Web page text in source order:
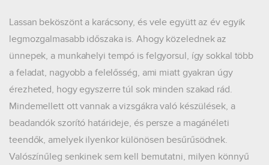
Lassan beköszönt a karácsony, és vele együtt az év egyik
legmozgalmasabb időszaka is. Ahogy közelednek az
ünnepek, a munkahelyi tempó is felgyorsul, így sokkal több
a feladat, nagyobb a felelősség, ami miatt gyakran úgy
érezheted, hogy egyszerre túl sok minden szakad rád.
Mindemellett ott vannak a vizsgákra való készülések, a
beadandók szorító határideje, és persze a magánéleti
teendők, amelyek ilyenkor különösen besűrűsödnek.
Valószínűleg senkinek sem kell bemutatni, milyen könnyű